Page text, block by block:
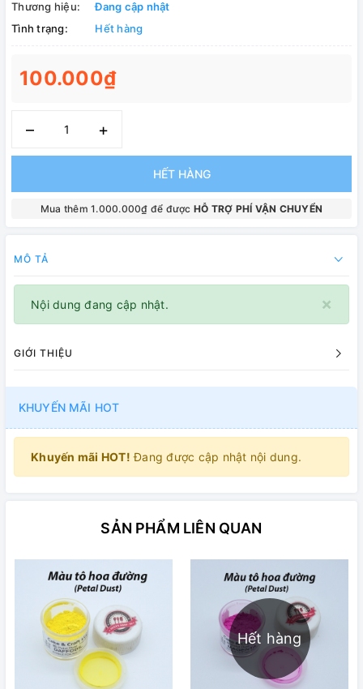
Thương hiệu:
Đang cập nhật
Tình trạng:
Hết hàng
100.000₫
– +
HẾT HÀNG
Mua thêm 1.000.000₫ để được HỖ TRỢ PHÍ VẬN CHUYỂN
MÔ TẢ
×
Nội dung đang cập nhật.
GIỚI THIỆU
KHUYẾN MÃI HOT
Khuyến mãi HOT! Đang được cập nhật nội dung.
SẢN PHẨM LIÊN QUAN
Hết hàng